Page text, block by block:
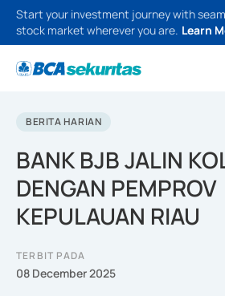
Start your investment journey with
stock market wherever you are. Learn
BERITA HARIAN
BANK BJB JALIN
DENGAN PEMPROV
KEPULAUAN RIAU
TERBIT PADA
08 December 2025